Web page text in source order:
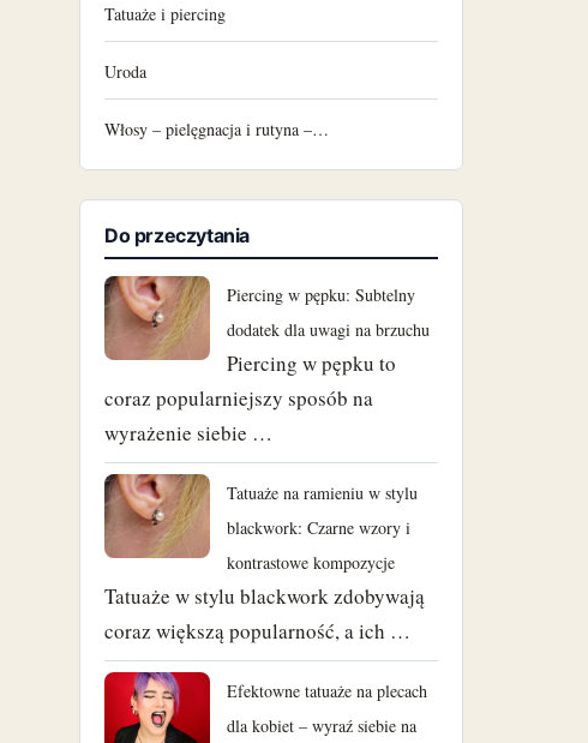
Tatuaże i piercing
Uroda
Włosy – pielęgnacja i rutyna –…
Do przeczytania
Piercing w pępku: Subtelny
dodatek dla uwagi na brzuchu
Piercing w pępku to
coraz popularniejszy sposób na
wyrażenie siebie …
Tatuaże na ramieniu w stylu
blackwork: Czarne wzory i
kontrastowe kompozycje
Tatuaże w stylu blackwork zdobywają
coraz większą popularność, a ich …
Efektowne tatuaże na plecach
dla kobiet – wyraź siebie na